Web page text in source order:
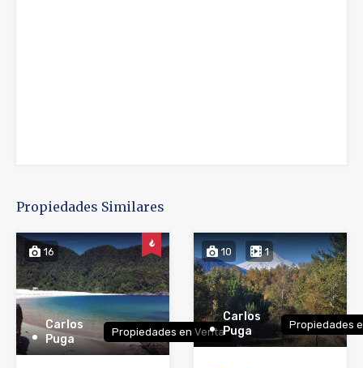
Propiedades Similares
16
Carlos
Puga
Propiedades en Venta
10 1
Carlos
Puga
Propiedades